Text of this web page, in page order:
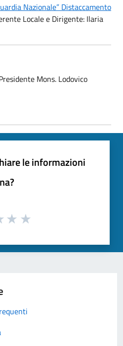
Nazionale” Distaccamento
Locale e Dirigente: Ilaria
Mons. Lodovico
le informazioni